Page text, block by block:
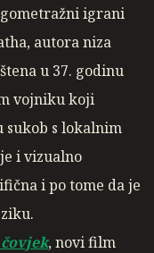
igrani
autora niza
u 37. godinu
vojniku koji
sukob s lokalnim
i vizualno
i po tome da je
, novi film